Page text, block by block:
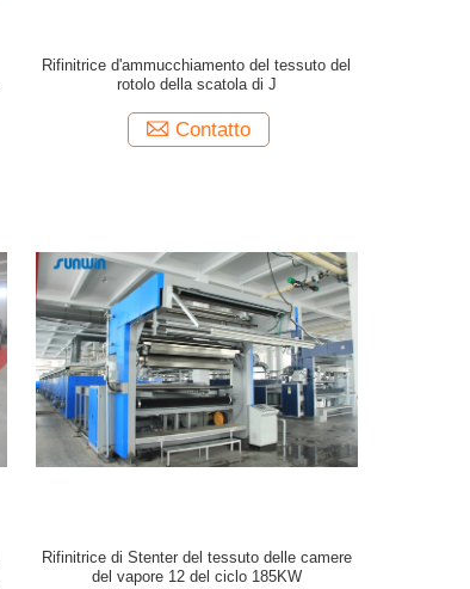
Rifinitrice d'ammucchiamento del tessuto del
rotolo della scatola di J
Contatto
Rifinitrice di Stenter del tessuto delle camere
del vapore 12 del ciclo 185KW